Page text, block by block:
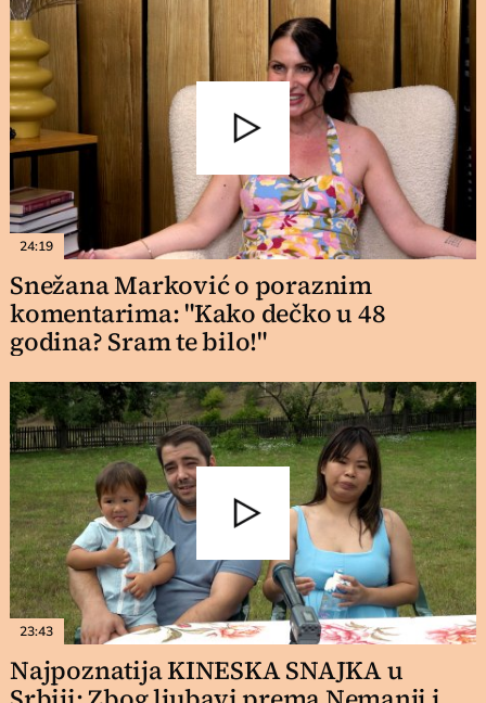
24:19
Snežana Marković o poraznim
komentarima: "Kako dečko u 48
godina? Sram te bilo!"
23:43
Najpoznatija KINESKA SNAJKA u